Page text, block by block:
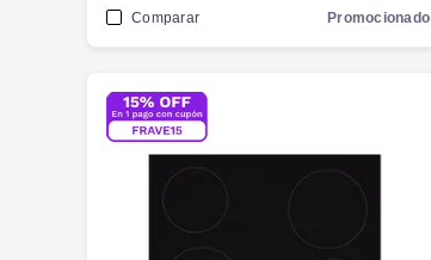
Comparar Promocionado